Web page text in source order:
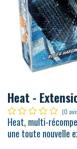
Heat -
(0
Heat, multi-
une toute nouvelle